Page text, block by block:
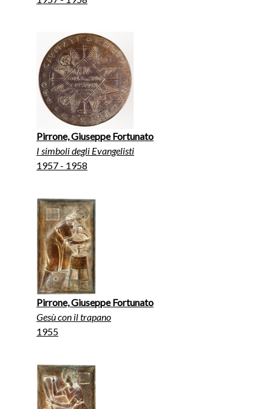
Pirrone, Giuseppe Fortunato
I simboli degli Evangelisti
1957 - 1958
Pirrone, Giuseppe Fortunato
Gesù con il trapano
1955